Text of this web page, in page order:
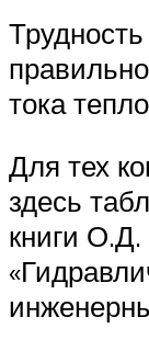
тока
Для тех
здесь
книги